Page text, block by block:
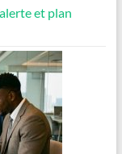
et plan